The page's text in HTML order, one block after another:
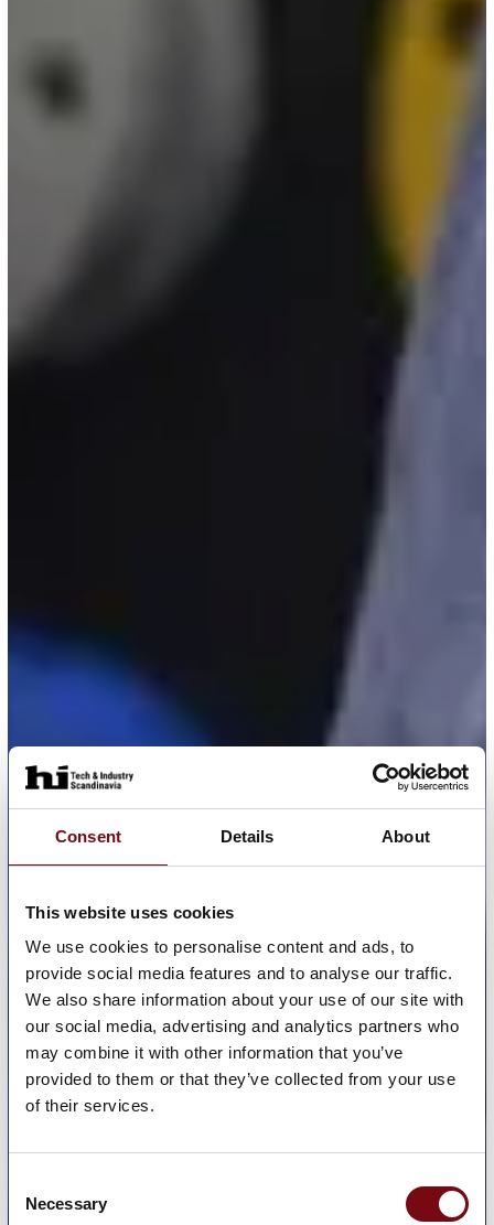
Consent Details About
This website uses cookies
We use cookies to personalise content and ads, to
provide social media features and to analyse our traffic.
We also share information about your use of our site with
our social media, advertising and analytics partners who
may combine it with other information that you’ve
provided to them or that they’ve collected from your use
of their services.
Selection
Necessary